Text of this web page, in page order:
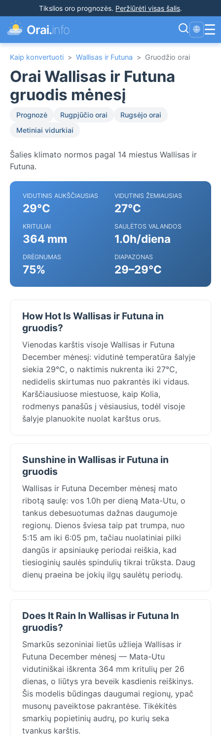
Tikslios oro prognozės. Peržiūrėti visas šalis.
Orai.info 🌐 ☰
Kaip konvertuoti > Wallisas ir Futuna > Gruodžio orai
Orai Wallisas ir Futuna
gruodis mėnesį
Prognozė Rugpjūčio orai
Rugsėjo orai
Metiniai vidurkiai
Šalies klimato normos pagal 14 miestus Wallisas ir
Futuna.
VIDUTINIS AUKŠČIAUSIAS
29°C
VIDUTINIS ŽEMIAUSIAS
27°C
KRITULIAI
364 mm
SAULĖTOS VALANDOS
1.0h/diena
DRĖGNUMAS
75%
DIAPAZONAS
29–29°C
How Hot Is Wallisas ir Futuna in
gruodis?
Vienodas karštis visoje Wallisas ir Futuna
December mėnesį: vidutinė temperatūra šalyje
siekia 29°C, o naktimis nukrenta iki 27°C,
nedidelis skirtumas nuo pakrantės iki vidaus.
Karščiausiuose miestuose, kaip Kolia,
rodmenys panašūs į vėsiausius, todėl visoje
šalyje planuokite nuolat karštus orus.
Sunshine in Wallisas ir Futuna in
gruodis
Wallisas ir Futuna December mėnesį mato
ribotą saulę: vos 1.0h per dieną Mata-Utu, o
tankus debesuotumas dažnas daugumoje
regionų. Dienos šviesa taip pat trumpa, nuo
5:15 am iki 6:05 pm, tačiau nuolatiniai pilki
dangūs ir apsiniaukę periodai reiškia, kad
tiesioginių saulės spindulių tikrai trūksta. Daug
dienų praeina be jokių ilgų saulėtų periodų.
Does It Rain In Wallisas ir Futuna In
gruodis?
Smarkūs sezoniniai lietūs užlieja Wallisas ir
Futuna December mėnesį — Mata-Utu
vidutiniškai iškrenta 364 mm kritulių per 26
dienas, o liūtys yra beveik kasdienis reiškinys.
Šis modelis būdingas daugumai regionų, ypač
musonų paveiktose pakrantėse. Tikėkitės
smarkių popietinių audrų, po kurių seka
tvankus karštis.